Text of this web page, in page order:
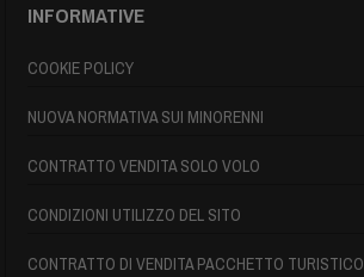
INFORMATIVE
COOKIE POLICY
NUOVA NORMATIVA SUI MINORENNI
CONTRATTO VENDITA SOLO VOLO
CONDIZIONI UTILIZZO DEL SITO
CONTRATTO DI VENDITA PACCHETTO TURISTICO